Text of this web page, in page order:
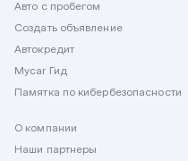
Авто с пробегом
Создать объявление
Автокредит
Mycar Гид
Памятка по кибербезопасности
О компании
Наши партнеры